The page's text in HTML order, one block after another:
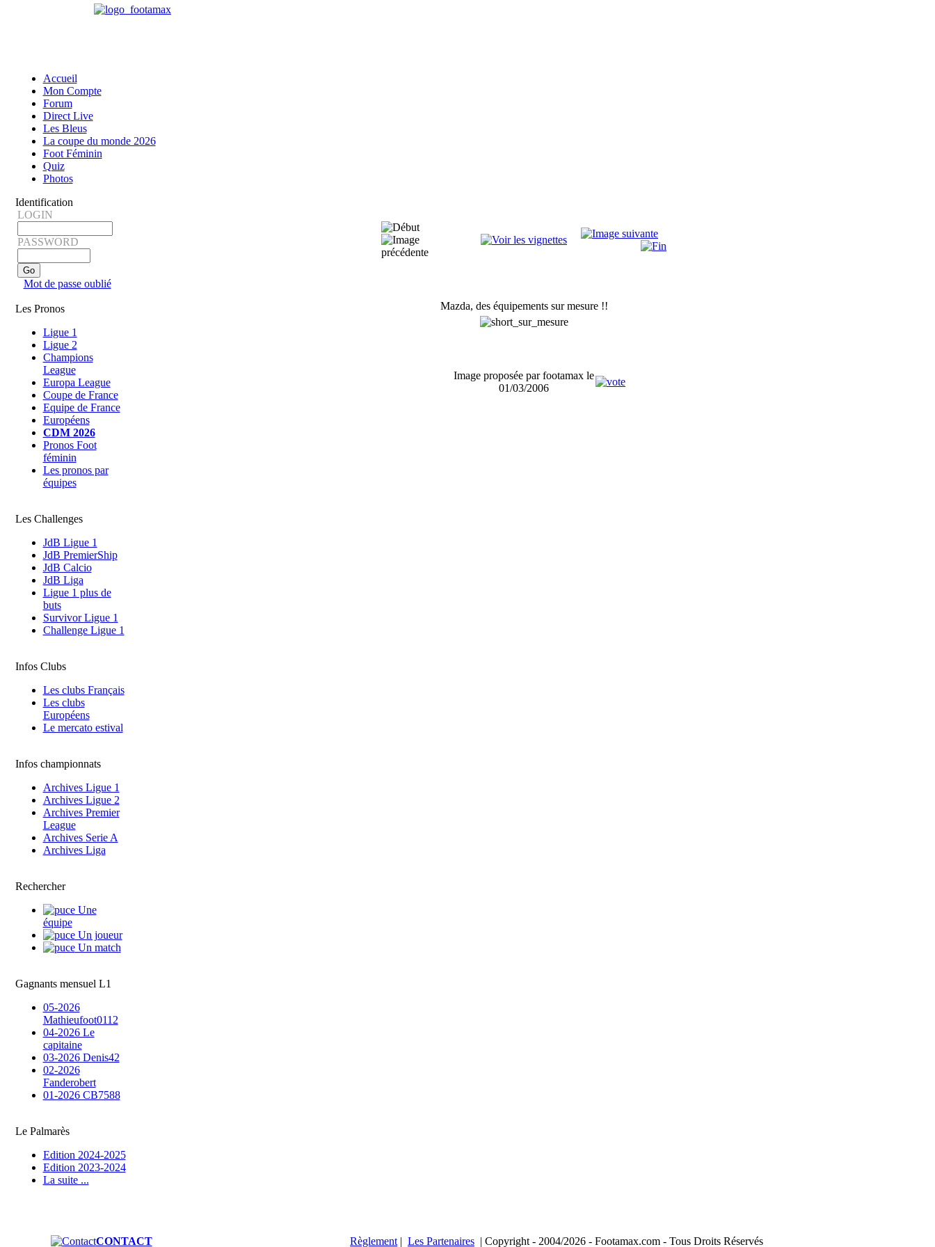
Accueil
Mon Compte
Forum
Direct Live
Les Bleus
La coupe du monde 2026
Foot Féminin
Quiz
Photos
Identification
LOGIN
PASSWORD
Mot de passe oublié
Les Pronos
Ligue 1
Ligue 2
Champions
League
Europa League
Coupe de France
Equipe de France
Européens
CDM 2026
Pronos Foot
féminin
Les pronos par
équipes
Les Challenges
JdB Ligue 1
JdB PremierShip
JdB Calcio
JdB Liga
Ligue 1 plus de
buts
Survivor Ligue 1
Challenge Ligue 1
Infos Clubs
Les clubs Français
Les clubs
Européens
Le mercato estival
Infos championnats
Archives Ligue 1
Archives Ligue 2
Archives Premier
League
Archives Serie A
Archives Liga
Rechercher
Une
équipe
Un joueur
Un match
Gagnants mensuel L1
05-2026
Mathieufoot0112
04-2026 Le
capitaine
03-2026 Denis42
02-2026
Fanderobert
01-2026 CB7588
Le Palmarès
Edition 2024-2025
Edition 2023-2024
La suite ...
Mazda, des équipements sur mesure !!
Image proposée par footamax le
01/03/2006
CONTACT Règlement | Les Partenaires | Copyright - 2004/2026 - Footamax.com - Tous Droits Réservés